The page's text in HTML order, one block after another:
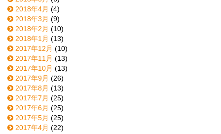
2018年4月 (4)
2018年3月 (9)
2018年2月 (10)
2018年1月 (13)
2017年12月 (10)
2017年11月 (13)
2017年10月 (13)
2017年9月 (26)
2017年8月 (13)
2017年7月 (25)
2017年6月 (25)
2017年5月 (25)
2017年4月 (22)